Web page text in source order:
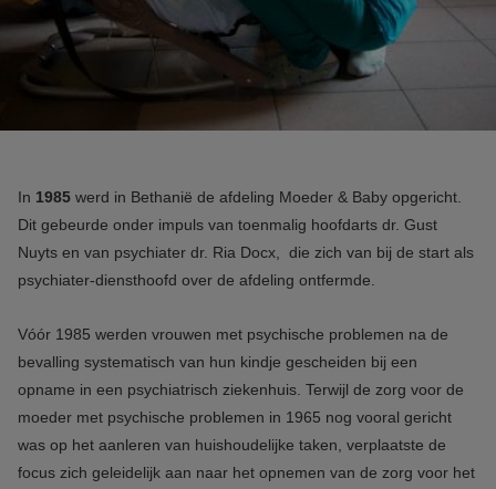
In 1985 werd in Bethanië de afdeling Moeder & Baby opgericht.
Dit gebeurde onder impuls van toenmalig hoofdarts dr. Gust
Nuyts en van psychiater dr. Ria Docx, die zich van bij de start als
psychiater-diensthoofd over de afdeling ontfermde.
Vóór 1985 werden vrouwen met psychische problemen na de
bevalling systematisch van hun kindje gescheiden bij een
opname in een psychiatrisch ziekenhuis. Terwijl de zorg voor de
moeder met psychische problemen in 1965 nog vooral gericht
was op het aanleren van huishoudelijke taken, verplaatste de
focus zich geleidelijk aan naar het opnemen van de zorg voor het